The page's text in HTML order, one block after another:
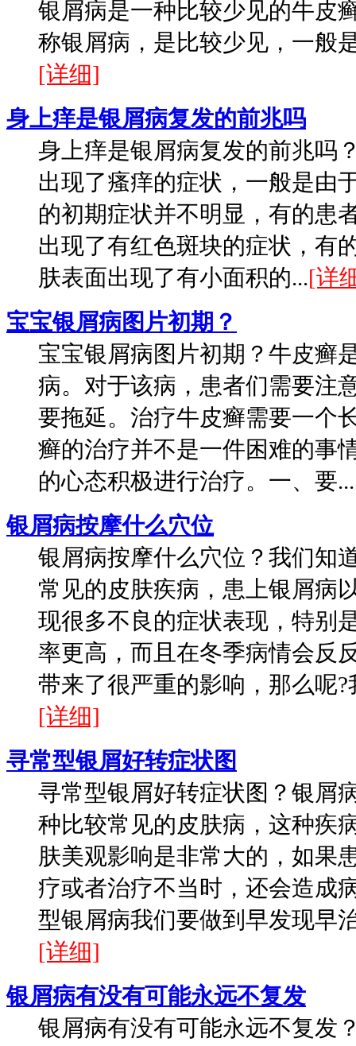
银屑病是一种比较少见的牛皮
称银屑病，是比较少见，一般
[详细]
身上痒是银屑病复发的前兆吗
身上痒是银屑病复发的前兆吗
出现了瘙痒的症状，一般是由
的初期症状并不明显，有的患
出现了有红色斑块的症状，有
肤表面出现了有小面积的...[详
宝宝银屑病图片初期？
宝宝银屑病图片初期？牛皮癣
病。对于该病，患者们需要注
要拖延。治疗牛皮癣需要一个
癣的治疗并不是一件困难的事
的心态积极进行治疗。一、要...
银屑病按摩什么穴位
银屑病按摩什么穴位？我们知
常见的皮肤疾病，患上银屑病
现很多不良的症状表现，特别
率更高，而且在冬季病情会反
带来了很严重的影响，那么呢
[详细]
寻常型银屑好转症状图
寻常型银屑好转症状图？银屑
种比较常见的皮肤病，这种疾
肤美观影响是非常大的，如果
疗或者治疗不当时，还会造成
型银屑病我们要做到早发现早
[详细]
银屑病有没有可能永远不复发
银屑病有没有可能永远不复发